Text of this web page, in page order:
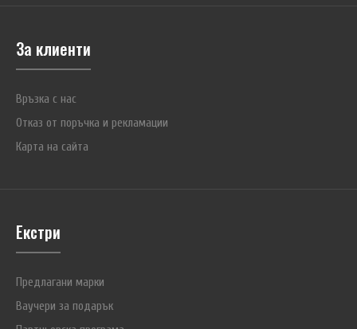
За клиенти
Връзка с нас
Отказ от поръчка и рекламации
Карта на сайта
Екстри
Предлагани марки
Ваучери за подарък